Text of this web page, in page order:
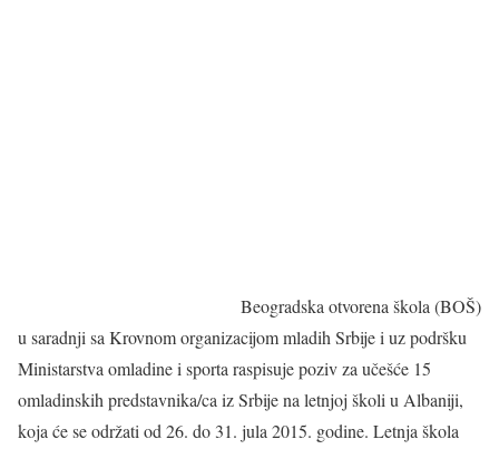
Beogradska otvorena škola (BOŠ)
u saradnji sa Krovnom organizacijom mladih Srbije i uz podršku
Ministarstva omladine i sporta raspisuje poziv za učešće 15
omladinskih predstavnika/ca iz Srbije na letnjoj školi u Albaniji,
koja će se održati od 26. do 31. jula 2015. godine. Letnja škola